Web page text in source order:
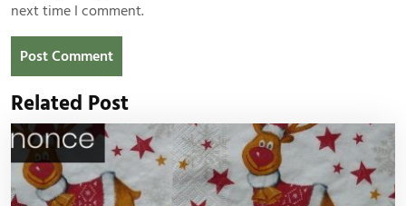
next time I comment.
Related Post